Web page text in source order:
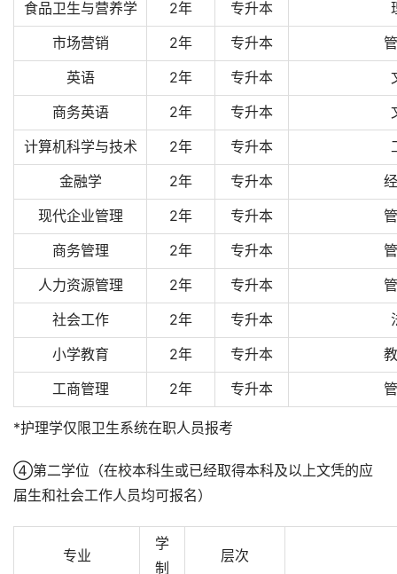
食品卫生与营养学 2年 专升本
市场营销 2年 专升本
英语 2年 专升本
商务英语 2年 专升本
计算机科学与技术 2年 专升本
金融学 2年 专升本
现代企业管理 2年 专升本
商务管理 2年 专升本
人力资源管理 2年 专升本
社会工作 2年 专升本
小学教育 2年 专升本
工商管理 2年 专升本
*护理学仅限卫生系统在职人员报考
④第二学位（在校本科生或已经取得本科及以上文凭的应
届生和社会工作人员均可报名）
专业
学
制
层次